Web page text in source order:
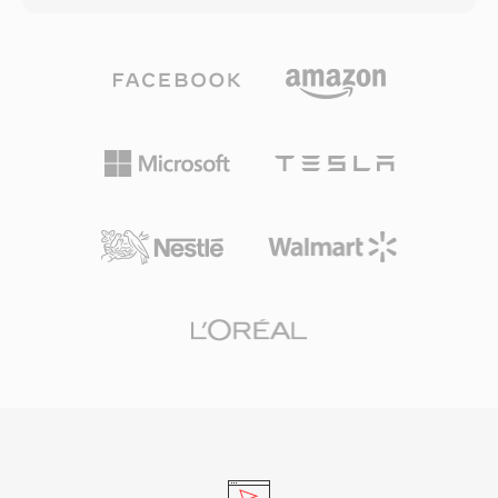
اليدوي عند التعاون عبر منصات إنتاج مختلفة.
ترميزاً وفك ترميز سريعاً دون أحمال كبيرة على
هيكل الملف وسوم بيانات وصفية ID3v1 وID3v2
المحمولة، مما منح TTA ميزة عملية على بعض
مما يشجع اعتماد المجتمع والتكاملات الخارجية. رغم أن